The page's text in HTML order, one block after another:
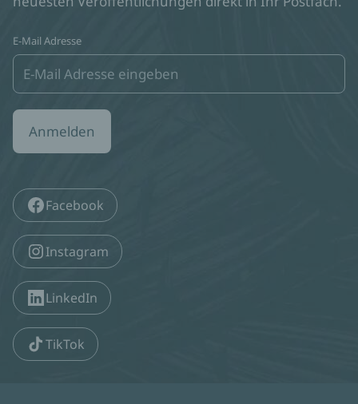
E-Mail Adresse
Anmelden
Facebook
Instagram
LinkedIn
TikTok